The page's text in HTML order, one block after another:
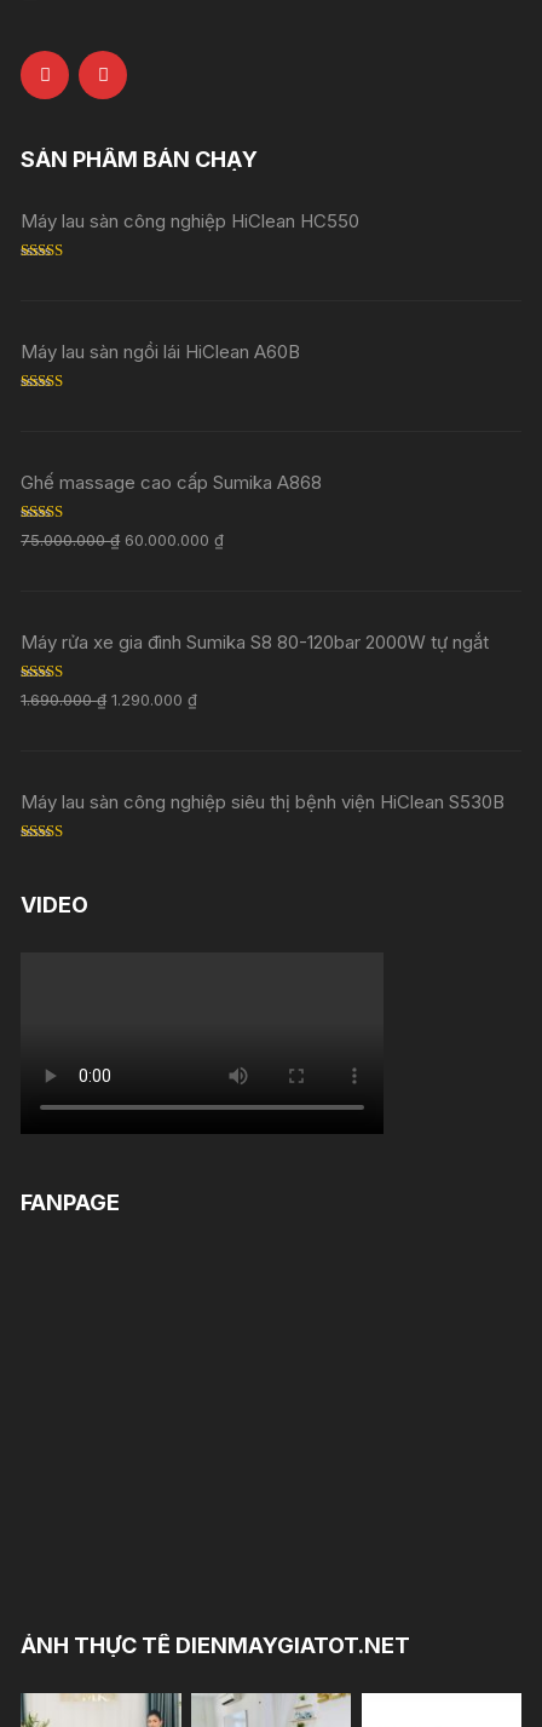
SẢN PHẨM BÁN CHẠY
Máy lau sàn công nghiệp HiClean HC550
Máy lau sàn ngồi lái HiClean A60B
Ghế massage cao cấp Sumika A868
Rated5.00
out of 5
75.000.000₫ 60.000.000₫
Máy rửa xe gia đình Sumika S8 80-120bar 2000W tự ngắt
Rated 5.00
out of 5
1.690.000₫ 1.290.000₫
Máy lau sàn công nghiệp siêu thị bệnh viện HiClean S530B
VIDEO
FANPAGE
ẢNH THỰC TẾ DIENMAYGIATOT.NET